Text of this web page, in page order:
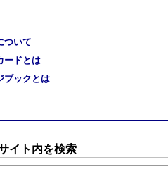
ついて
ードとは
ブックとは
イト内を検索